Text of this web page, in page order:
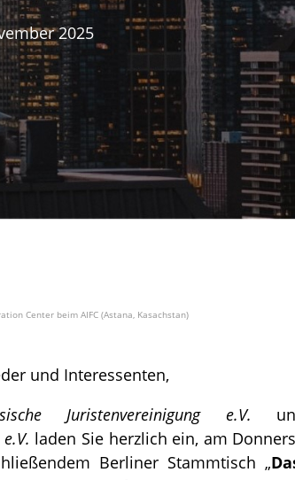
2025
Center beim AIFC (Astana, Kasachstan)
und Interessenten,
Juristenvereinigung e.V.
laden Sie herzlich ein, am
Berliner Stammtisch „